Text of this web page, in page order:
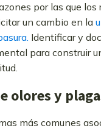
por las que los
un cambio en la
Identificar y
para construir
olores y
más comunes